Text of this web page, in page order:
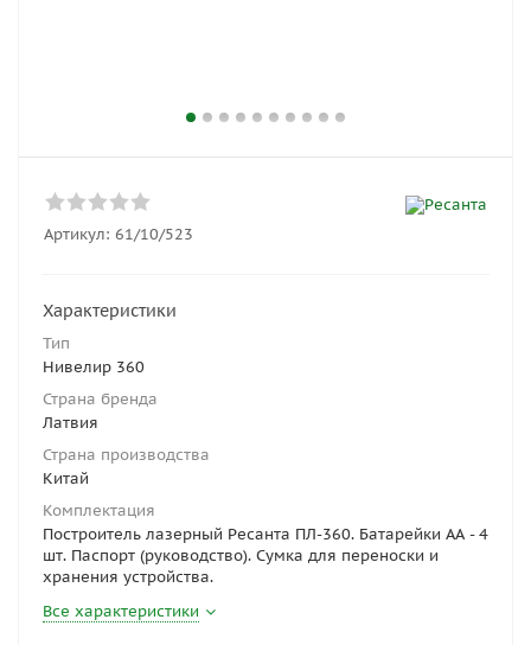
Артикул: 61/10/523
Характеристики
Тип
Нивелир 360
Страна бренда
Латвия
Страна производства
Китай
Комплектация
Построитель лазерный Ресанта ПЛ-360. Батарейки АА - 4
шт. Паспорт (руководство). Сумка для переноски и
хранения устройства.
Все характеристики